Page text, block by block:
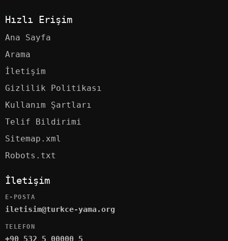
Hızlı Erişim
Ana Sayfa
Arama
İletişim
Gizlilik Politikası
Kullanım Şartları
Telif Bildirimi
Sitemap.xml
Robots.txt
İletişim
E-POSTA
iletisim@turkce-yama.org
TELEFON
+90 532 5 00000 5